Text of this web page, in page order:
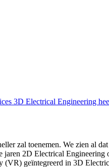
3D Electrical Engineering
zal toenemen. We zien al dat
2D Electrical Engineering
(VR) geïntegreerd in 3D